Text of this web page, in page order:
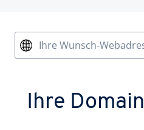
Ihre Wunsch-
Ihre